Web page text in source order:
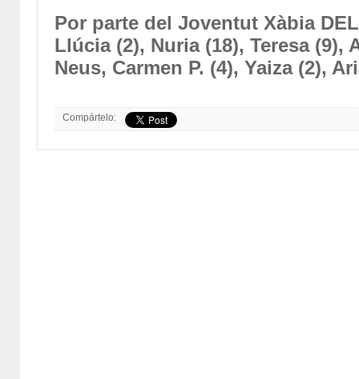
Por parte del Joventut Xàbia
Llúcia (2), Nuria (18), Teresa (9),
Neus, Carmen P. (4), Yaiza (2),
Compártelo: